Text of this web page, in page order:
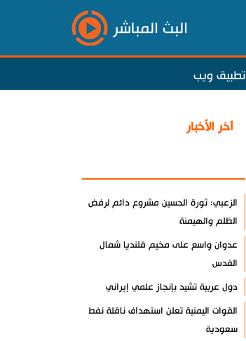
البث المباشر
تطبيق ويب
آخر الأخبار
الزعبي: ثورة الحسين مشروع دائم لرفض
الظلم والهيمنة
عدوان واسع على مخيم قلنديا شمال
القدس
دول عربية تشيد بإنجاز علمي إيراني
القوات اليمنية تعلن استهداف ناقلة نفط
سعودية